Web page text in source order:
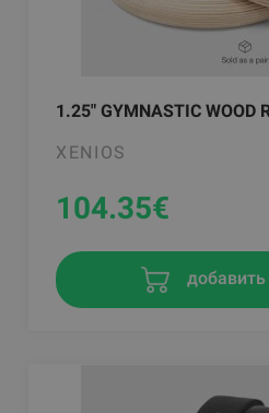
1.25" GYMNASTIC WOOD
XENIOS
104.35€